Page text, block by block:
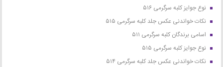
نوع جوایز کلبه سرگرمی ۵۱۶
نکات خواندنی عکس جلد کلبه سرگرمی ۵۱۵
اسامی برندگان کلبه سرگرمی ۵۱۱
نوع جوایز کلبه سرگرمی ۵۱۵
نکات خواندنی عکس جلد کلبه سرگرمی ۵۱۴